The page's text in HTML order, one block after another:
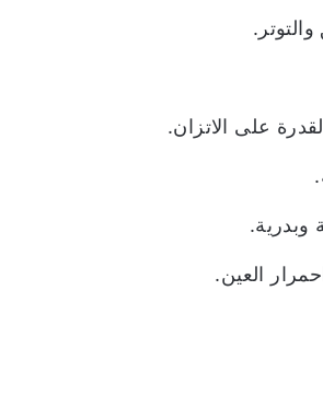
والتوتر.
على الاتزان.
العين.